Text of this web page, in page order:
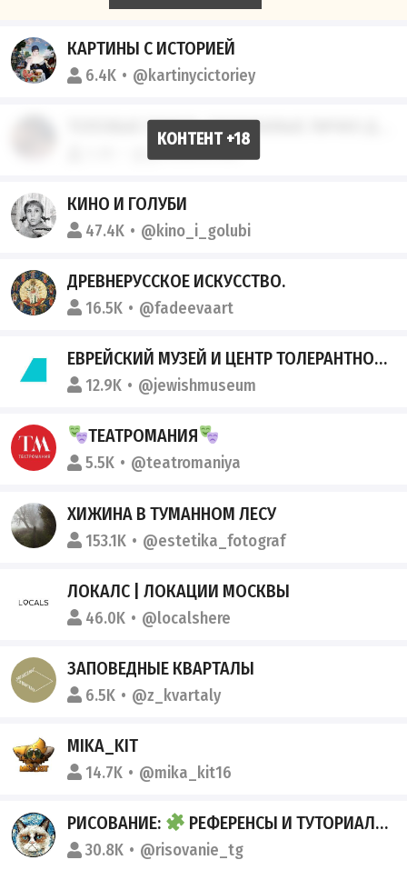
КАРТИНЫ С ИСТОРИЕЙ
6.4K @kartinycictoriey
ТОПОВЫЕ ГИФКИ, ОТОБРАННЫЕ ЛИЧНО ДИМОЧКОЙ
@gifkidimochki
КИНО И ГОЛУБИ
47.4K @kino_i_golubi
ДРЕВНЕРУССКОЕ ИСКУССТВО.
16.5K @fadeevaart
ЕВРЕЙСКИЙ МУЗЕЙ И ЦЕНТР ТОЛЕРАНТНОСТИ
12.9K @jewishmuseum
ТЕАТРОМАНИЯ
5.5K @teatromaniya
ХИЖИНА В ТУМАННОМ ЛЕСУ
153.1K @estetika_fotograf
ЛОКАЛС | ЛОКАЦИИ МОСКВЫ
46.0K @localshere
ЗАПОВЕДНЫЕ КВАРТАЛЫ
6.5K @z_kvartaly
MIKA_KIT
14.7K @mika_kit16
РИСОВАНИЕ: РЕФЕРЕНСЫ И ТУТОРИАЛЫ
30.8K @risovanie_tg